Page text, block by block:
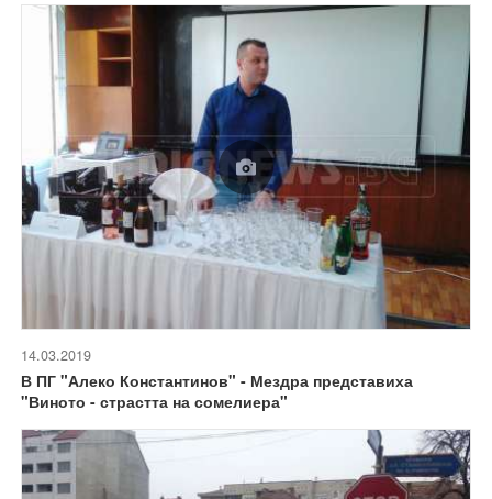
14.03.2019
В ПГ "Алеко Константинов" - Мездра представиха
"Виното - страстта на сомелиера"